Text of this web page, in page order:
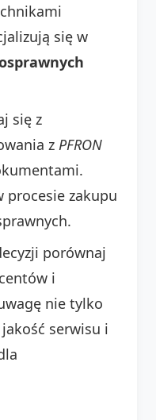
się w
się z
z PFRON
procesie zakupu
porównaj
i
nie tylko
serwisu i